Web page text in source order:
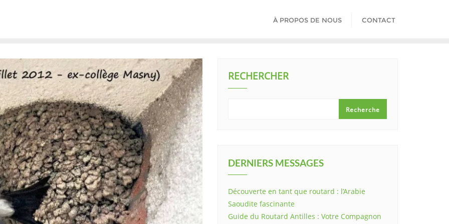
À PROPOS DE NOUS CONTACT
RECHERCHER
Recherche
DERNIERS MESSAGES
Découverte en tant que routard : l’Arabie
Saoudite fascinante
Guide du Routard Antilles : Votre Compagnon